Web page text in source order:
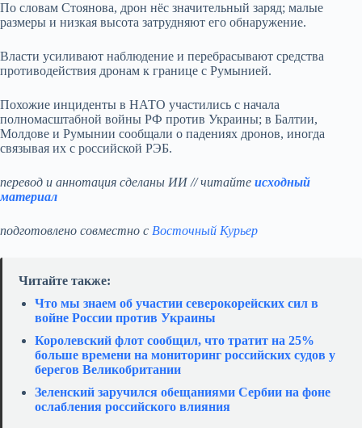
По словам Стоянова, дрон нёс значительный заряд; малые
размеры и низкая высота затрудняют его обнаружение.
Власти усиливают наблюдение и перебрасывают средства
противодействия дронам к границе с Румынией.
Похожие инциденты в НАТО участились с начала
полномасштабной войны РФ против Украины; в Балтии,
Молдове и Румынии сообщали о падениях дронов, иногда
связывая их с российской РЭБ.
перевод и аннотация сделаны ИИ // читайте исходный
материал
подготовлено совместно с Восточный Курьер
Читайте также:
Что мы знаем об участии северокорейских сил в
войне России против Украины
Королевский флот сообщил, что тратит на 25%
больше времени на мониторинг российских судов у
берегов Великобритании
Зеленский заручился обещаниями Сербии на фоне
ослабления российского влияния